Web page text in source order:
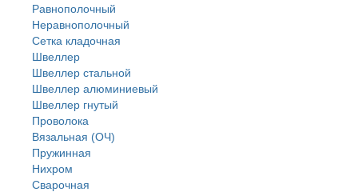
Равнополочный
Неравнополочный
Сетка кладочная
Швеллер
Швеллер стальной
Швеллер алюминиевый
Швеллер гнутый
Проволока
Вязальная (ОЧ)
Пружинная
Нихром
Сварочная